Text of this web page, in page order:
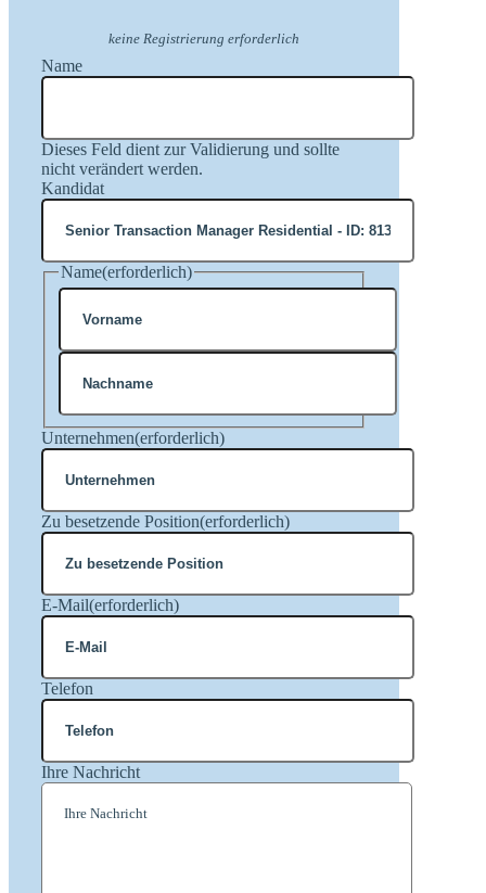
keine Registrierung erforderlich
Name
Dieses Feld dient zur Validierung und sollte
nicht verändert werden.
Kandidat
Name(erforderlich)
Vorname
Nachname
Unternehmen(erforderlich)
Zu besetzende Position(erforderlich)
E-Mail(erforderlich)
Telefon
Ihre Nachricht